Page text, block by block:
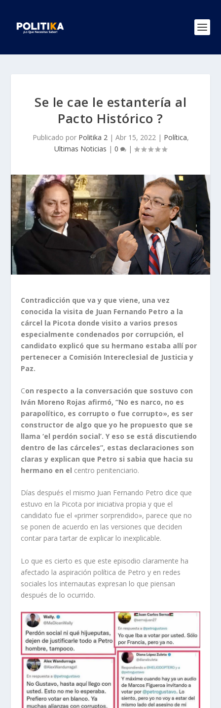
Se le cae le estantería al
Pacto Histórico ?
Publicado por Politika 2| Abr 15, 2022| Política,
Ultimas Noticias | 0 |
Contradicción que va y que viene, una vez
conocida la visita de Juan Fernando Petro a la
cárcel la Picota donde visito a varios presos
especialmente condenados por corrupción, el
candidato explicó que su hermano estaba allí por
pertenecer a Comisión Intereclesial de Justicia y
Paz.
Con respecto a la conversación que sostuvo con
Iván Moreno Rojas afirmó, “No es narco, no es
parapolítico, es corrupto o fue corrupto», es ser
constructor de algo que yo he propuesto que se
llama ‘el perdón social’. Y eso se está discutiendo
dentro de las cárceles”, estas declaraciones son
claras y explican que Petro si sabia que hacia su
hermano en el centro penitenciario.
Días después el mismo Juan Fernando Petro dice que
estuvo en la Picota por iniciativa propia y que el
candidato fue el «primer sorprendido», parece que no
se ponen de acuerdo en las versiones que deciden
contar para tartar de explicar lo inexplicable.
Lo que es cierto es que este episodio claramente ha
afectado la aspiración política de Petro y en redes
sociales los internautas expresan lo que piensan
después de lo ocurrido.